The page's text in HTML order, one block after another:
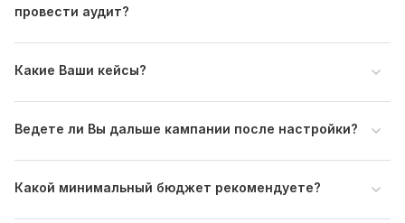
карточках (у меня много карточек кворков)
ВАЖНО!!! СМОТРИТЕ КЕЙС 12.jpg
провести аудит?
Какие Ваши кейсы?
Ведете ли Вы дальше кампании после настройки?
Какой минимальный бюджет рекомендуете?